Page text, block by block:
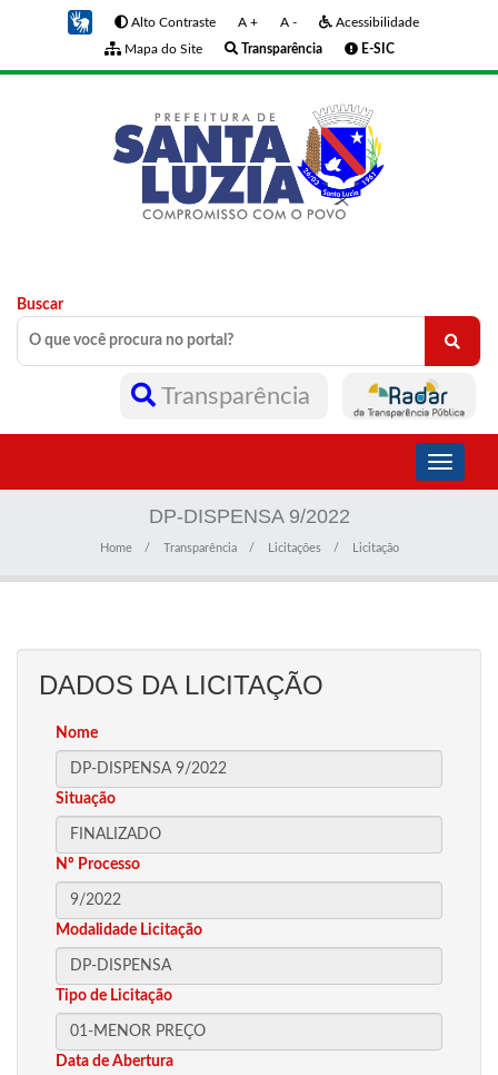
Alto Contraste A + A -
Acessibilidade
Mapa do Site
Transparência E-SIC
Buscar
Transparência
Toggle
DP-DISPENSA 9/2022
Home Transparência Licitações Licitação
DADOS DA LICITAÇÃO
Nome
Situação
Nº Processo
Modalidade Licitação
Tipo de Licitação
Data de Abertura